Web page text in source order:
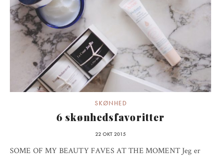
SKØNHED
6 skønhedsfavoritter
22 OKT 2015
SOME OF MY BEAUTY FAVES AT THE MOMENT Jeg er